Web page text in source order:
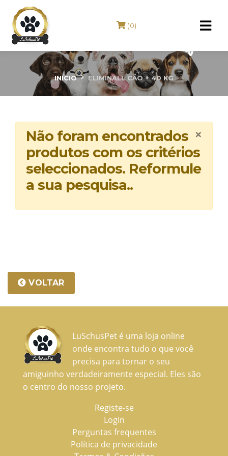
(0)
ELIMINALL Cão + 40 Kg
INÍCIO ELIMINALL CÃO + 40 KG
×
Não foram encontrados
produtos com os critérios
seleccionados. Reformule
a sua pesquisa..
VOLTAR
LuSchusPet é uma loja online
onde encontra tudo o que você
precisa para tornar o seu
amiguinho verdadeiramente especial. Eles são
o centro do nosso projeto.
Registe-se
Login
Perguntas frequentes
Política de privacidade